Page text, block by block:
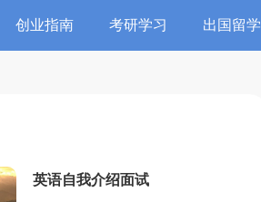
创业指南 考研学习 出国留学
英语自我介绍面试